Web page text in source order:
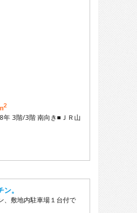
2
3階/3階 南向き■ＪＲ山
。
、敷地内駐車場１台付で